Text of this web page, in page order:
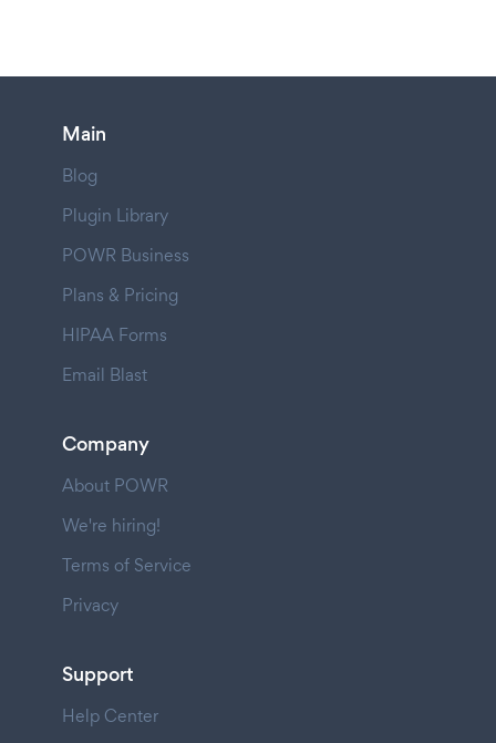
Main
Blog
Plugin Library
POWR Business
Plans & Pricing
HIPAA Forms
Email Blast
Company
About POWR
We're hiring!
Terms of Service
Privacy
Support
Help Center